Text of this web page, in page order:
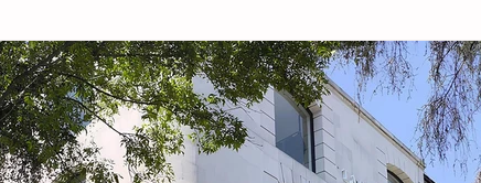
que reunió a m
huevo y carne